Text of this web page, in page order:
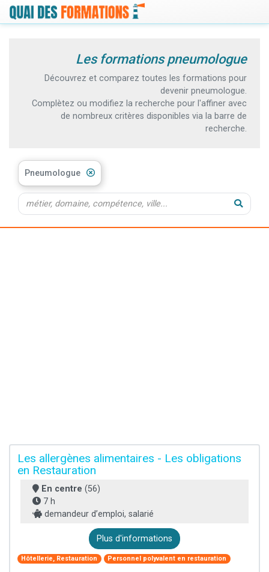
Les formations pneumologue
Découvrez et comparez toutes les formations pour
devenir pneumologue.
Complètez ou modifiez la recherche pour l'affiner avec
de nombreux critères disponibles via la barre de
recherche.
Pneumologue
Les allergènes alimentaires - Les obligations
en Restauration
En centre (56)
7 h
demandeur d’emploi, salarié
Plus d'informations
Hôtellerie, Restauration Personnel polyvalent en restauration